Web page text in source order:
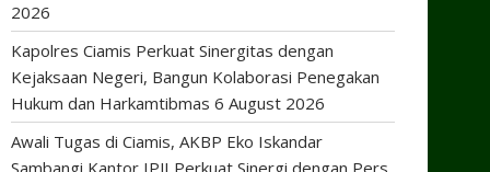
2026
Kapolres Ciamis Perkuat Sinergitas dengan
Kejaksaan Negeri, Bangun Kolaborasi Penegakan
Hukum dan Harkamtibmas 6 August 2026
Awali Tugas di Ciamis, AKBP Eko Iskandar
Sambangi Kantor IPJI Perkuat Sinergi dengan Pers